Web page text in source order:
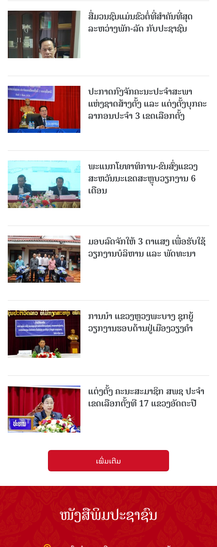
ສື່ມວນຊົນແມ່ນຂົວຕໍ່ທີ່ສໍາຄັນທີ່ສຸດ
ລະຫວ່າງພັກ-ລັດ ກັບປະຊາຊົນ
ປະກາດກົງຈັກຄະນະປະຈໍາສະພາ
ແຫ່ງຊາດສ້າງຕັ້ງ ແລະ ແຕ່ງຕັ້ງບຸກຄະ
ລາກອນປະຈໍາ 3 ເຂດເລືອກຕັ້ງ
ພະແນກໂຍທາທິການ-ຂົນສົ່ງແຂວງ
ສະຫວັນນະເຂດສະຫຼຸບວຽກງານ 6
ເດືອນ
ມອບລົດຈັກໃຫ້ 3 ຕາແສງ ເພື່ອຮັບໃຊ້
ວຽກງານບໍລິຫານ ແລະ ພັດທະນາ
ການນຳ ແຂວງຫຼວງພະບາງ ຊຸກຍູ້
ວຽກງານຮອບດ້ານຢູ່ເມືອງວຽງຄໍາ
ແຕ່ງຕັ້ງ ຄະນະສະມາຊິກ ສພຊ ປະຈຳ
ເຂດເລືອກຕັ້ງທີ 17 ແຂວງອັດຕະປື
ເພີ່ມເຕີມ
ໜັງສືພິມປະຊາຊົນ